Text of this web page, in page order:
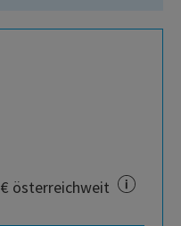
€ österreichweit